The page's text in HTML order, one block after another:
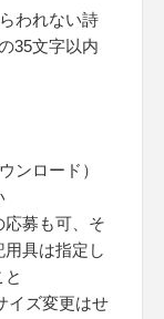
われない詩
35文字以内
ンロード）
募も可、そ
具は指定し
イズ変更はせ